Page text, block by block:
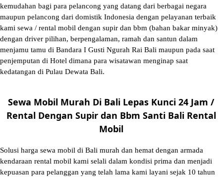
kemudahan bagi para pelancong yang datang dari berbagai negara
maupun pelancong dari domistik Indonesia dengan pelayanan terbaik
kami sewa / rental mobil dengan supir dan bbm (bahan bakar minyak)
dengan driver pilihan, berpengalaman, ramah dan santun dalam
menjamu tamu di Bandara I Gusti Ngurah Rai Bali maupun pada saat
penjemputan di Hotel dimana para wisatawan menginap saat
kedatangan di Pulau Dewata Bali.
Sewa Mobil Murah Di Bali Lepas Kunci 24 Jam /
Rental Dengan Supir dan Bbm Santi Bali Rental
Mobil
Solusi harga sewa mobil di Bali murah dan hemat dengan armada
kendaraan rental mobil kami selali dalam kondisi prima dan menjadi
kepuasan para pelanggan yang telah lama kami layani sejak 10 tahun